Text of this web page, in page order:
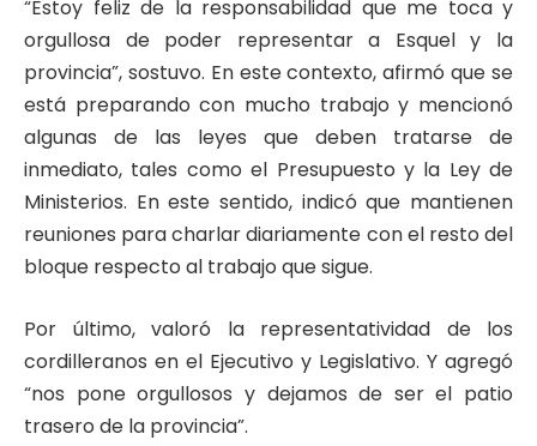
“Estoy feliz de la responsabilidad que me toca y
orgullosa de poder representar a Esquel y la
provincia”, sostuvo. En este contexto, afirmó que se
está preparando con mucho trabajo y mencionó
algunas de las leyes que deben tratarse de
inmediato, tales como el Presupuesto y la Ley de
Ministerios. En este sentido, indicó que mantienen
reuniones para charlar diariamente con el resto del
bloque respecto al trabajo que sigue.
Por último, valoró la representatividad de los
cordilleranos en el Ejecutivo y Legislativo. Y agregó
“nos pone orgullosos y dejamos de ser el patio
trasero de la provincia”.